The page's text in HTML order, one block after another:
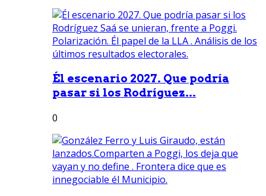
Él escenario 2027. Que podría
pasar si los Rodríguez...
0